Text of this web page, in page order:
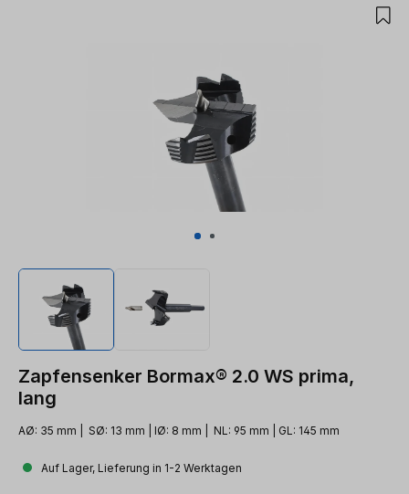
Zapfensenker Bormax® 2.0 WS prima,
lang
AØ: 35 mm | SØ: 13 mm | IØ: 8 mm | NL: 95 mm | GL: 145 mm
Auf Lager, Lieferung in 1-2 Werktagen